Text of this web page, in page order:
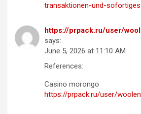
transaktionen-und-
https://prpack.ru/user/
says:
June 5, 2026 at 11:10 AM
References:
Casino morongo
https://prpack.ru/user/